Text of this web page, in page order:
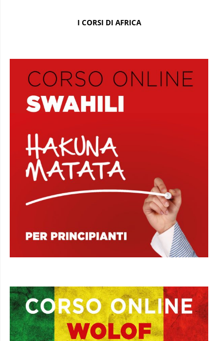
I CORSI DI AFRICA